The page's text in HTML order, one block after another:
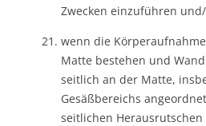
Zwecken einzuführen
wenn die
Matte bestehen und
seitlich an der Matte,
Gesäßbereichs
seitlichen Herausrutschen